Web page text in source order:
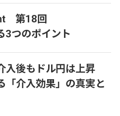
第18回
3つのポイント
入後もドル円は上昇
「介入効果」の真実と